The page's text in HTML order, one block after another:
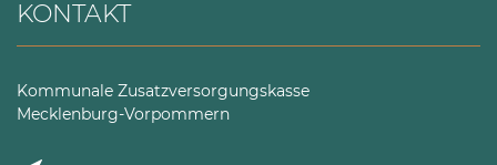
KONTAKT
Kommunale Zusatzversorgungskasse
Mecklenburg-Vorpommern